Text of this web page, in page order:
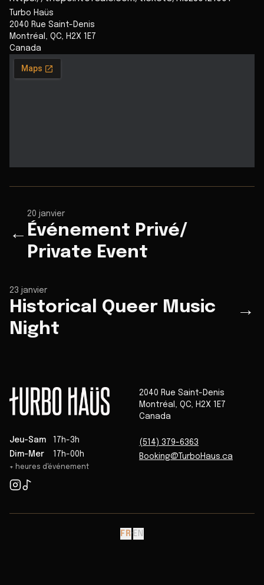
Turbo Haüs
2040 Rue Saint-Denis
Montréal , QC, H2X 1E7
Canada
←
20 janvier
Événement Privé/
Private Event
23 janvier
Historical Queer Music
Night
→
Jeu-Sam
17h-3h
Dim-Mer
17h-00h
+ heures d'événement
2040 Rue Saint-Denis
Montréal , QC, H2X 1E7
Canada
(514) 379-6363
Booking@TurboHaus.ca
FR· EN